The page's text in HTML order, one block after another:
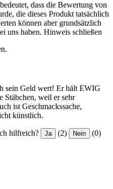
dass die Bewertung von
die dieses Produkt tatsächlich
können aber grundsätzlich
uns haben. Hinweis schließen
sein Geld wert! Er hält EWIG
Stäbchen, weil er sehr
ist Geschmackssache,
künstlich.
hilfreich? Ja (2) Nein (0)